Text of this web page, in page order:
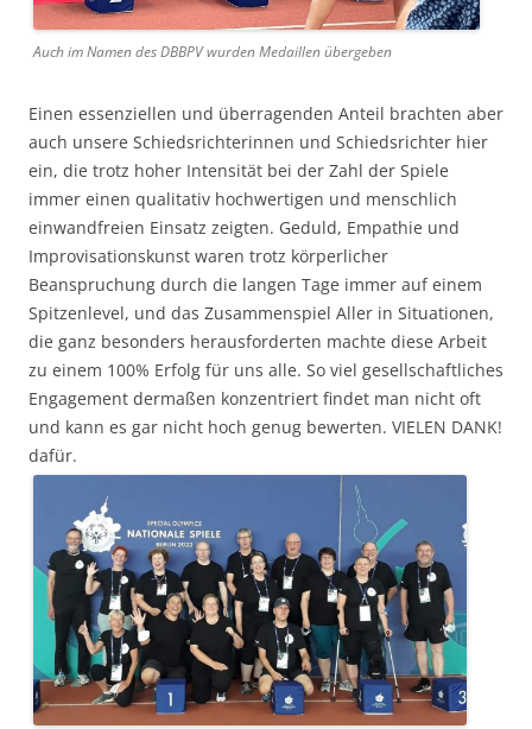
Auch im Namen des DBBPV wurden Medaillen übergeben
Einen essenziellen und überragenden Anteil brachten aber
auch unsere Schiedsrichterinnen und Schiedsrichter hier
ein, die trotz hoher Intensität bei der Zahl der Spiele
immer einen qualitativ hochwertigen und menschlich
einwandfreien Einsatz zeigten. Geduld, Empathie und
Improvisationskunst waren trotz körperlicher
Beanspruchung durch die langen Tage immer auf einem
Spitzenlevel, und das Zusammenspiel Aller in Situationen,
die ganz besonders herausforderten machte diese Arbeit
zu einem 100% Erfolg für uns alle. So viel gesellschaftliches
Engagement dermaßen konzentriert findet man nicht oft
und kann es gar nicht hoch genug bewerten. VIELEN DANK!
dafür.